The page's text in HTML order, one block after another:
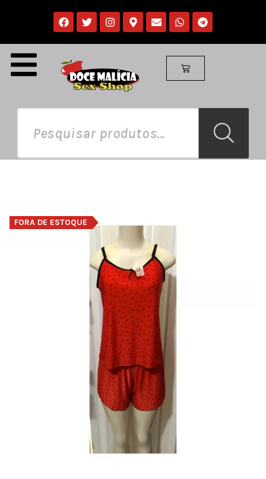
FORA DE ESTOQUE